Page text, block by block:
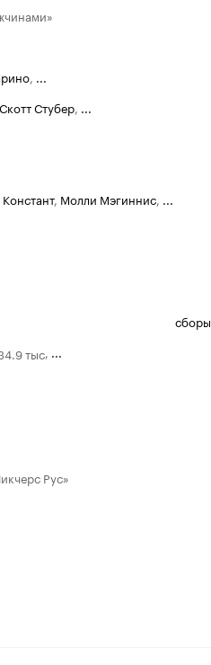
, ...
Скотт Стубер, ...
, Молли Мэгиннис, ...
сборы
тыс, ...
Рус»